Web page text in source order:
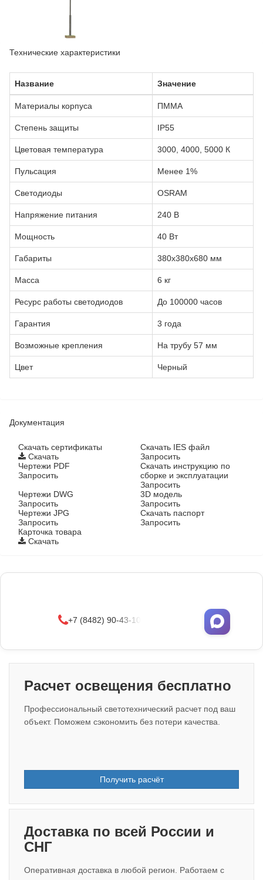
Технические характеристики
Название Значение
Материалы корпуса ПММА
Степень защиты IP55
Цветовая температура 3000, 4000, 5000 К
Пульсация Менее 1%
Светодиоды OSRAM
Напряжение питания 240 В
Мощность 40 Вт
Габариты 380x380x680 мм
Масса 6 кг
Ресурс работы светодиодов До 100000 часов
Гарантия 3 года
Возможные крепления На трубу 57 мм
Цвет Черный
Документация
Cкачать сертификаты
Скачать
Скачать IES файл
Запросить
Чертежи PDF
Запросить
Скачать инструкцию по
сборке и эксплуатации
Запросить
Чертежи DWG
Запросить
3D модель
Запросить
Чертежи JPG
Запросить
Скачать паспорт
Запросить
Карточка товара
Скачать
+7 (8482) 90-43-10
Расчет освещения бесплатно
Профессиональный светотехнический расчет под ваш
объект. Поможем сэкономить без потери качества.
Получить расчёт
Доставка по всей России и
СНГ
Оперативная доставка в любой регион. Работаем с